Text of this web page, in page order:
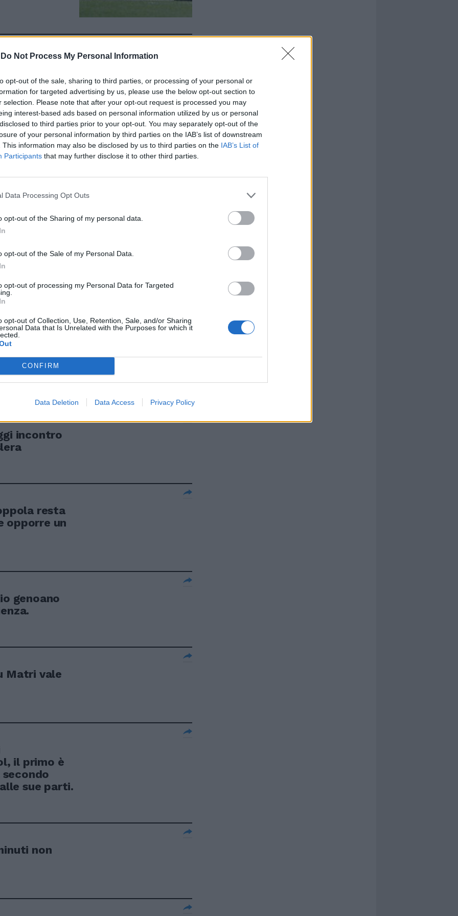
Do Not Process My Personal Information
opt-out of the sale, sharing to third parties, or processing of your personal or
for targeted advertising by us, please use the below opt-out section to
selection. Please note that after your opt-out request is processed you may
interest-based ads based on personal information utilized by us or personal
to third parties prior to your opt-out. You may separately opt-out of the
of your personal information by third parties on the IAB’s list of downstream
This information may also be disclosed by us to third parties on the IAB’s List of
Participants that may further disclose it to other third parties.
Data Processing Opt Outs
opt-out of the Sharing of my personal data.
opt-out of the Sale of my Personal Data.
opt-out of processing my Personal Data for Targeted
opt-out of Collection, Use, Retention, Sale, and/or Sharing
Data that Is Unrelated with the Purposes for which it
CONFIRM
Data Deletion Data Access Privacy Policy
assalto a
con
di
altro rinvio
incontro
resta
opporre un
genoano
Matri vale
il primo è
secondo
sue parti.
non